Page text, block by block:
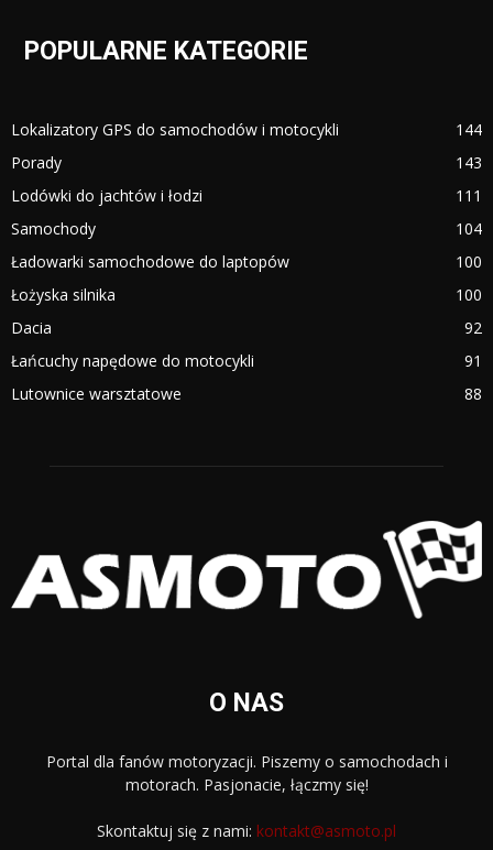
POPULARNE KATEGORIE
Lokalizatory GPS do samochodów i motocykli
144
Porady
143
Lodówki do jachtów i łodzi
111
Samochody
104
Ładowarki samochodowe do laptopów
100
Łożyska silnika
100
Dacia
92
Łańcuchy napędowe do motocykli
91
Lutownice warsztatowe
88
O NAS
Portal dla fanów motoryzacji. Piszemy o samochodach i
motorach. Pasjonacie, łączmy się!
Skontaktuj się z nami: kontakt@asmoto.pl